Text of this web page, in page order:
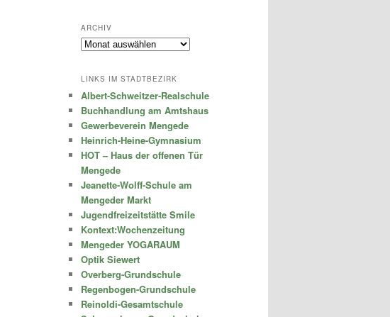
ARCHIV
Archiv
LINKS IM STADTBEZIRK
Albert-Schweitzer-Realschule
Buchhandlung am Amtshaus
Gewerbeverein Mengede
Heinrich-Heine-Gymnasium
HOT – Haus der offenen Tür
Mengede
Jeanette-Wolff-Schule am
Mengeder Markt
Jugendfreizeitstätte Smile
Kontext:Wochenzeitung
Mengeder YOGARAUM
Optik Siewert
Overberg-Grundschule
Regenbogen-Grundschule
Reinoldi-Gesamtschule